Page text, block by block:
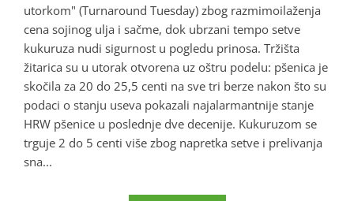
utorkom" (Turnaround Tuesday) zbog razmimoilaženja
cena sojinog ulja i sačme, dok ubrzani tempo setve
kukuruza nudi sigurnost u pogledu prinosa. Tržišta
žitarica su u utorak otvorena uz oštru podelu: pšenica je
skočila za 20 do 25,5 centi na sve tri berze nakon što su
podaci o stanju useva pokazali najalarmantnije stanje
HRW pšenice u poslednje dve decenije. Kukuruzom se
trguje 2 do 5 centi više zbog napretka setve i prelivanja
sna...